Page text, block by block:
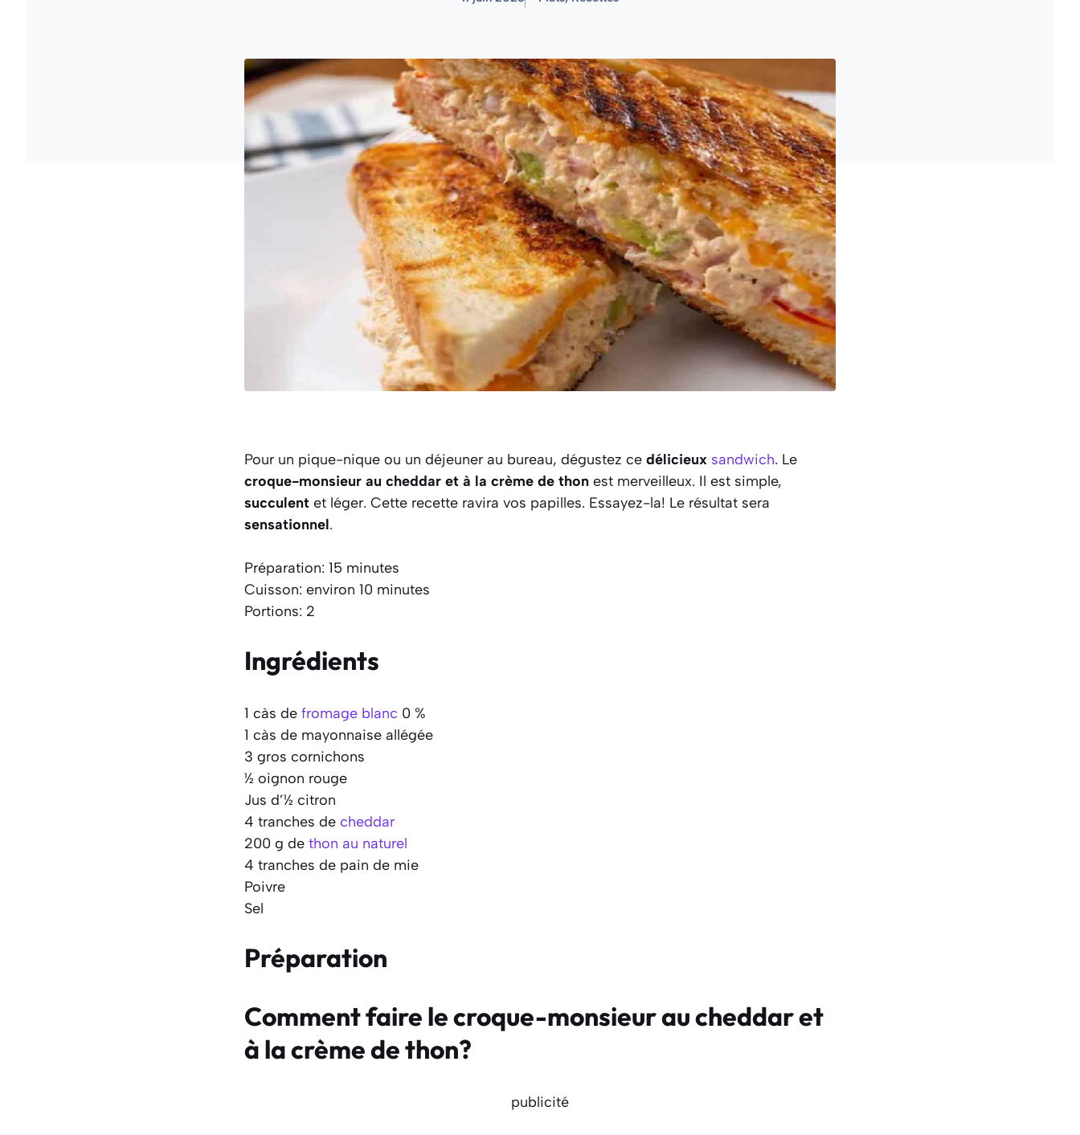
Pour un pique-nique ou un déjeuner au bureau, dégustez ce délicieux sandwich. Le
croque-monsieur au cheddar et à la crème de thon est merveilleux. Il est simple,
succulent et léger. Cette recette ravira vos papilles. Essayez-la! Le résultat sera
sensationnel.
Préparation: 15 minutes
Cuisson: environ 10 minutes
Portions: 2
Ingrédients
1 càs de fromage blanc 0 %
1 càs de mayonnaise allégée
3 gros cornichons
½ oignon rouge
Jus d’½ citron
4 tranches de cheddar
200 g de thon au naturel
4 tranches de pain de mie
Poivre
Sel
Préparation
Comment faire le croque-monsieur au cheddar et
à la crème de thon?
publicité